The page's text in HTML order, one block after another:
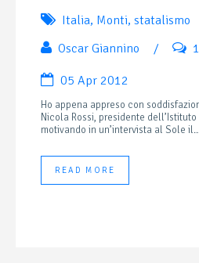
Italia, Monti, statalismo
Oscar Giannino
/
05 Apr 2012
Ho appena appreso con
Nicola Rossi, presidente
motivando in un’intervista al Sole
READ MORE